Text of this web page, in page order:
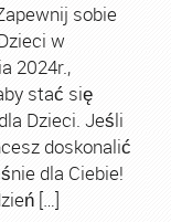
sobie
w
2024r.,
stać się
Dzieci. Jeśli
doskonalić
dla Ciebie!
[…]